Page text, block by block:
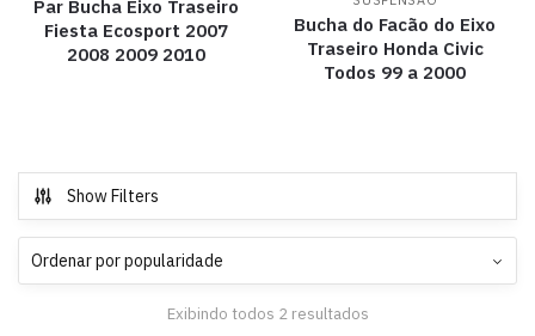
Par Bucha Eixo Traseiro
Fiesta Ecosport 2007
2008 2009 2010
Bucha do Facão do Eixo
Traseiro Honda Civic
Todos 99 a 2000
Show Filters
Exibindo todos 2 resultados